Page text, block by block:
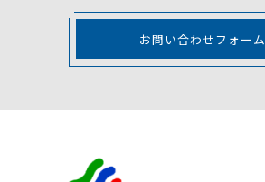
お問い合わせフォーム